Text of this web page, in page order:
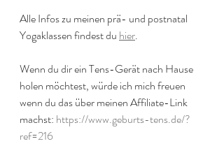
Alle Infos zu meinen prä- und postnatal
Yogaklassen findest du hier.
Wenn du dir ein Tens-Gerät nach Hause
holen möchtest, würde ich mich freuen
wenn du das über meinen Affiliate-Link
machst: https://www.geburts-tens.de/?
ref=216